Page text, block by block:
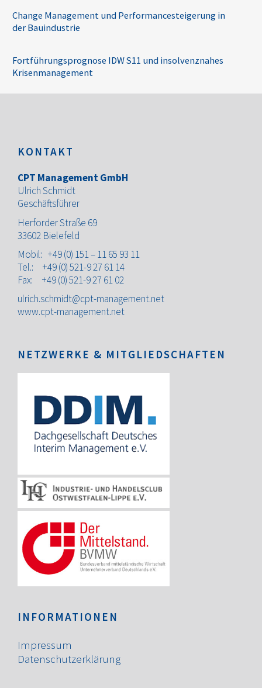
Change Management und Performancesteigerung in
der Bauindustrie
Fortführungsprognose IDW S11 und insolvenznahes
Krisenmanagement
KONTAKT
CPT Management GmbH
Ulrich Schmidt
Geschäftsführer
Herforder Straße 69
33602 Bielefeld
Mobil: +49 (0) 151 – 11 65 93 11
Tel.: +49 (0) 521-9 27 61 14
Fax: +49 (0) 521-9 27 61 02
ulrich.schmidt@cpt-management.net
www.cpt-management.net
NETZWERKE & MITGLIEDSCHAFTEN
INFORMATIONEN
Impressum
Datenschutzerklärung